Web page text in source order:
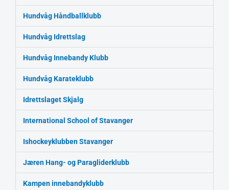
Hundvåg Håndballklubb
Hundvåg Idrettslag
Hundvåg Innebandy Klubb
Hundvåg Karateklubb
Idrettslaget Skjalg
International School of Stavanger
Ishockeyklubben Stavanger
Jæren Hang- og Paragliderklubb
Kampen innebandyklubb